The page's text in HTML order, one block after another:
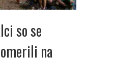
so se
na